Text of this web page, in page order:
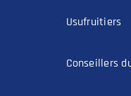
Usufruitiers
Conseillers